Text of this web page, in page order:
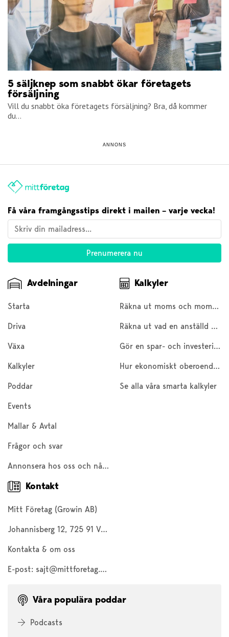
5 säljknep som snabbt ökar företagets
försäljning
Vill du snabbt öka företagets försäljning? Bra, då kommer
du...
ANNONS
Få våra framgångsstips direkt i mailen – varje vecka!
Avdelningar
Starta
Driva
Växa
Kalkyler
Poddar
Events
Mallar & Avtal
Frågor och svar
Annonsera hos oss och nå 200 000 företagare och entreprenörer
Kalkyler
Räkna ut moms och moms baklänges
Räkna ut vad en anställd kostar
Gör en spar- och investeringskalkyl
Hur ekonomiskt oberoende är du?
Se alla våra smarta kalkyler
Kontakt
Mitt Företag (Growin AB)
Johannisberg 12, 725 91 Västerås
Kontakta & om oss
E-post: sajt@mittforetag.com
Våra populära poddar
Podcasts